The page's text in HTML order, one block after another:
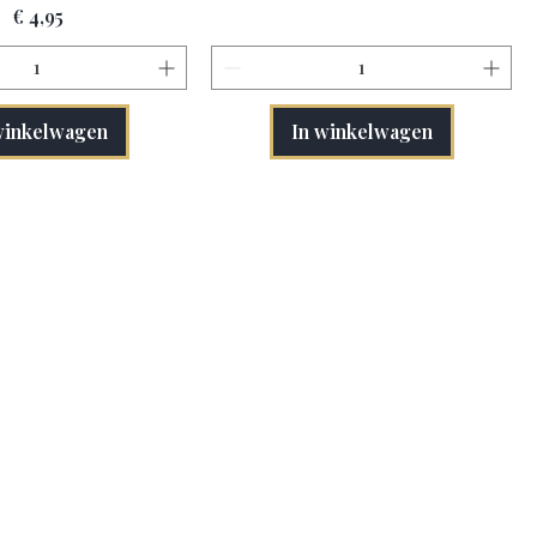
Prijs
€ 4,95
In winkelwagen